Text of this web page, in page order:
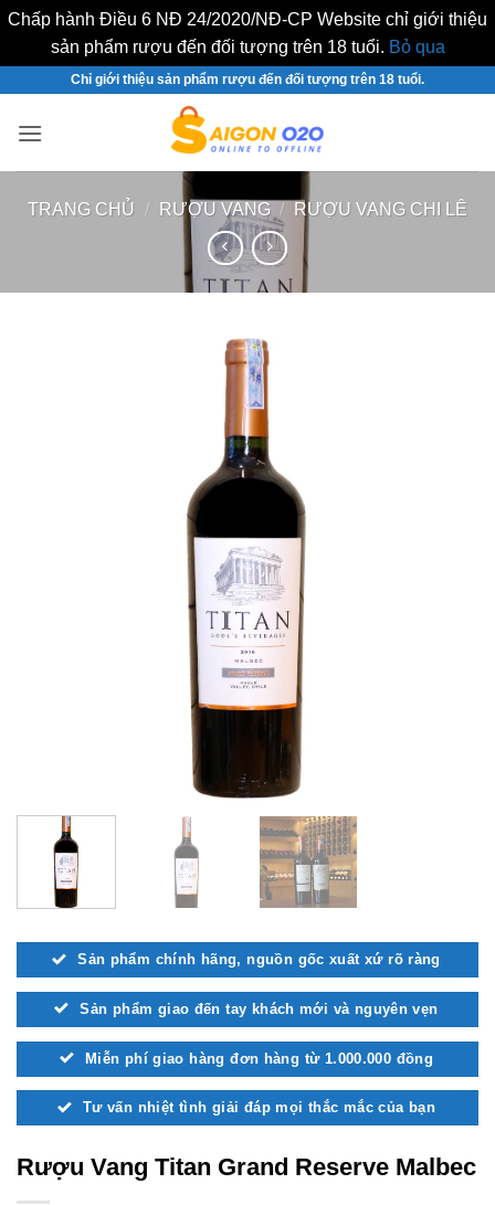
Chấp hành Điều 6 NĐ 24/2020/NĐ-CP Website chỉ giới thiệu
sản phẩm rượu đến đối tượng trên 18 tuổi. Bỏ qua
nội
Chỉ giới thiệu sản phẩm rượu đến đối tượng trên 18 tuổi.
TRANG CHỦ / RƯỢU VANG / RƯỢU VANG CHI LÊ
Sản phẩm chính hãng, nguồn gốc xuất xứ rõ ràng
Sản phẩm giao đến tay khách mới và nguyên vẹn
Miễn phí giao hàng đơn hàng từ 1.000.000 đồng
Tư vấn nhiệt tình giải đáp mọi thắc mắc của bạn
Rượu Vang Titan Grand Reserve Malbec